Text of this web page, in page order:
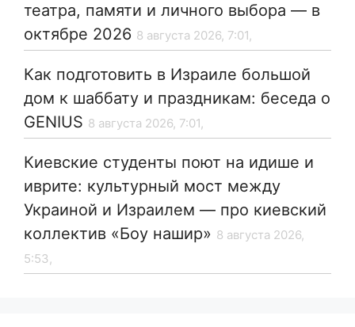
театра, памяти и личного выбора — в
октябре 2026 8 августа 2026, 7:01,
Как подготовить в Израиле большой
дом к шаббату и праздникам: беседа о
GENIUS 8 августа 2026, 7:01,
Киевские студенты поют на идише и
иврите: культурный мост между
Украиной и Израилем — про киевский
коллектив «Боу нашир» 8 августа 2026,
5:53,